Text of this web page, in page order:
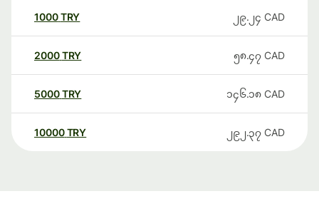
1000TRY ၂၉.၂၄ CAD
2000TRY ၅၈.၄၇ CAD
5000TRY ၁၄၆.၁၈ CAD
10000 TRY ၂၉၂.၃၇ CAD